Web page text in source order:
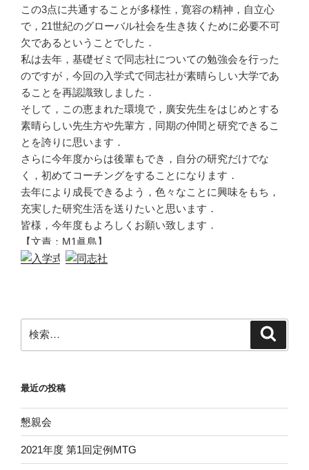
この3点に共通することが多様性，寛容の精神，自立心
で，21世紀のグローバル社会を生き抜くために必要不可
欠であるということでした．
私は去年，基礎ゼミで同志社についての勉強会を行った
のですが，今回の入学式で同志社が素晴らしい大学であ
ることを再認識致しました．
そして，この恵まれた環境で，廣安先生をはじめとする
素晴らしい先生方や先輩方，同期の仲間と研究できるこ
とを誇りに思います．
さらに今年度からは後輩もでき，自分の研究だけでな
く，初めてコーチングをすることになります．
去年により成長できるよう，色々なことに興味をもち，
充実した研究生活を送りたいと思います．
皆様，今年度もよろしくお願い致します．
【文責：M1眞島】
索:
最近の投稿
懇親会
2021年度 第1回定例MTG